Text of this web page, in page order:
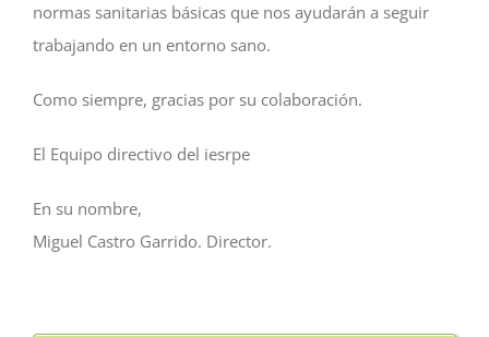
normas sanitarias básicas que nos ayudarán a seguir
trabajando en un entorno sano.
Como siempre, gracias por su colaboración.
El Equipo directivo del iesrpe
En su nombre,
Miguel Castro Garrido. Director.